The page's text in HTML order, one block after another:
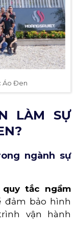
Áo Đen
LÀM SỰ
ngành sự
quy tắc ngầm
đảm bảo hình
vận hành